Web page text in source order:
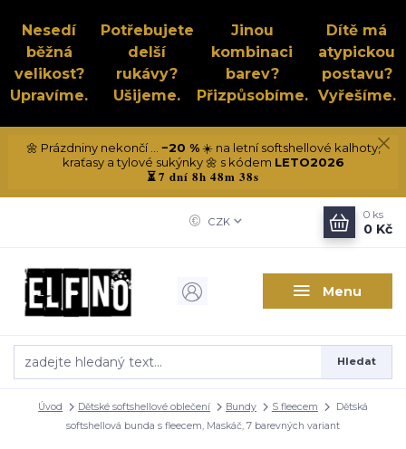
Nesedí
běžná
velikost?
Upravíme.
Potřebujete
delší
rukávy?
Ušijeme.
Jinou
kombinaci
barev?
Přizpůsobíme.
Dítě má
atypickou
postavu?
Vyřešíme.
🌼 Prázdniny nekončí ... −20 %☀️ na letní softshellové kalhoty,
kraťasy a tylové sukýnky 🌼 s kódem LETO2026
⏳7 dní 8h 48m 38s
Menu
CZK
Hledat
0 ks
0 Kč
Úvod Dětské softshellové oblečení Bundy S fleecem
Dětská
softshellová bunda s fleecem, Maskáč, 7 barevných variant